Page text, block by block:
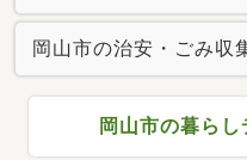
岡山市の治安・ごみ収
岡山市の暮ら